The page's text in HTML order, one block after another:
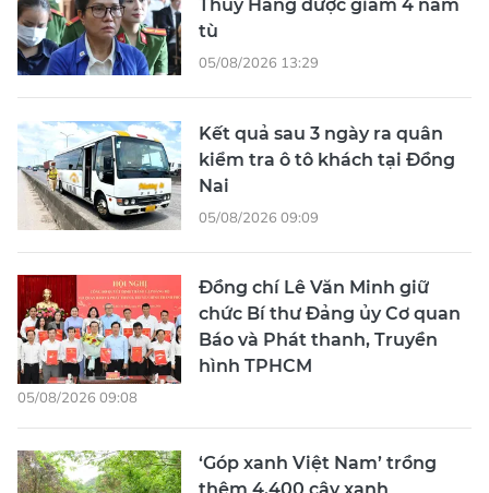
Thúy Hằng được giảm 4 năm
tù
05/08/2026 13:29
Kết quả sau 3 ngày ra quân
kiểm tra ô tô khách tại Đồng
Nai
05/08/2026 09:09
Đồng chí Lê Văn Minh giữ
chức Bí thư Đảng ủy Cơ quan
Báo và Phát thanh, Truyền
hình TPHCM
05/08/2026 09:08
‘Góp xanh Việt Nam’ trồng